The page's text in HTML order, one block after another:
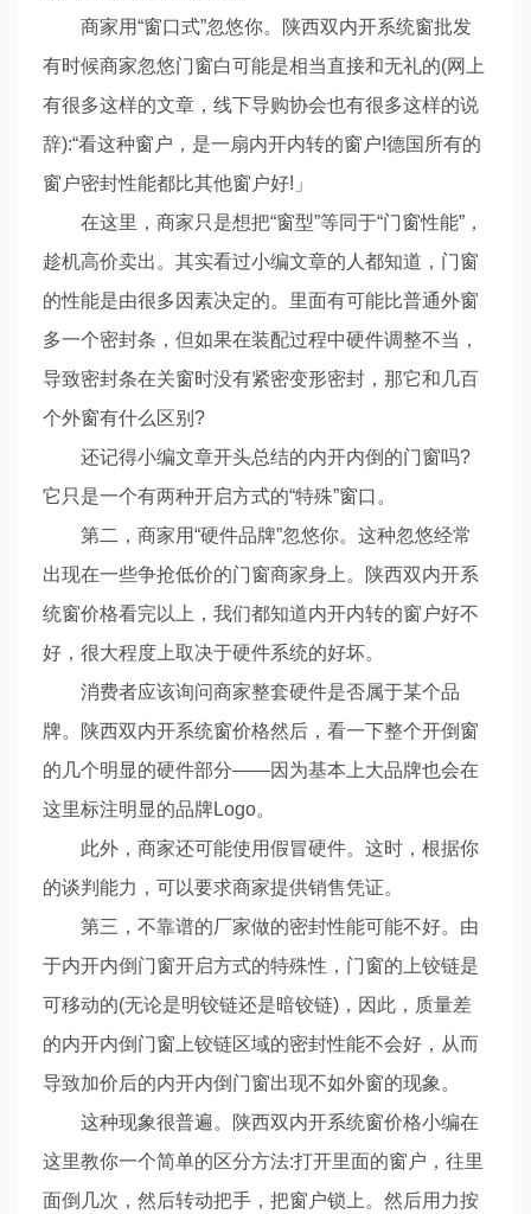
商家用“窗口式”忽悠你。陕西双内开系统窗批发
有时候商家忽悠门窗白可能是相当直接和无礼的(网上
有很多这样的文章，线下导购协会也有很多这样的说
辞):“看这种窗户，是一扇内开内转的窗户!德国所有的
窗户密封性能都比其他窗户好!」
在这里，商家只是想把“窗型”等同于“门窗性能”，
趁机高价卖出。其实看过小编文章的人都知道，门窗
的性能是由很多因素决定的。里面有可能比普通外窗
多一个密封条，但如果在装配过程中硬件调整不当，
导致密封条在关窗时没有紧密变形密封，那它和几百
个外窗有什么区别?
还记得小编文章开头总结的内开内倒的门窗吗?
它只是一个有两种开启方式的“特殊”窗口。
第二，商家用“硬件品牌”忽悠你。这种忽悠经常
出现在一些争抢低价的门窗商家身上。陕西双内开系
统窗价格看完以上，我们都知道内开内转的窗户好不
好，很大程度上取决于硬件系统的好坏。
消费者应该询问商家整套硬件是否属于某个品
牌。陕西双内开系统窗价格然后，看一下整个开倒窗
的几个明显的硬件部分——因为基本上大品牌也会在
这里标注明显的品牌Logo。
此外，商家还可能使用假冒硬件。这时，根据你
的谈判能力，可以要求商家提供销售凭证。
第三，不靠谱的厂家做的密封性能可能不好。由
于内开内倒门窗开启方式的特殊性，门窗的上铰链是
可移动的(无论是明铰链还是暗铰链)，因此，质量差
的内开内倒门窗上铰链区域的密封性能不会好，从而
导致加价后的内开内倒门窗出现不如外窗的现象。
这种现象很普遍。陕西双内开系统窗价格小编在
这里教你一个简单的区分方法:打开里面的窗户，往里
面倒几次，然后转动把手，把窗户锁上。然后用力按